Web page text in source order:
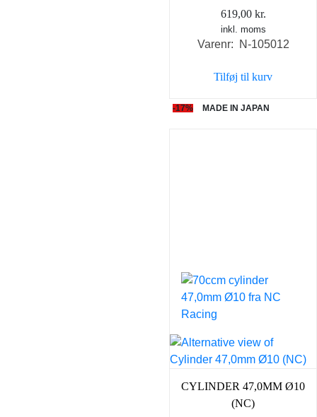
619,00 kr.
inkl. moms
Varenr: N-105012
Tilføj til kurv
-17% MADE IN JAPAN
CYLINDER 47,0MM Ø10
(NC)